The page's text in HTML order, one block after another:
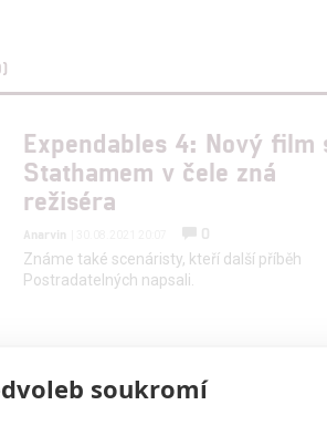
Expendables 4: Nový film
Stathamem v čele zná
režiséra
Anarvin
0
Známe také scenáristy, kteří další příběh
Postradatelných napsali.
soukromí